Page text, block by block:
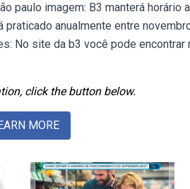
paulo imagem: B3 manterá horário
anualmente entre
No site da b3 você pode
click the button below.
MORE